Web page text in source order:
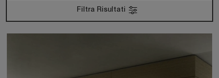
Filtra Risultati